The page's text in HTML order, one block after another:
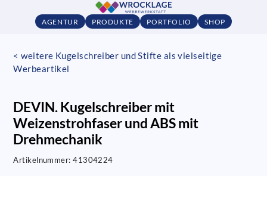
AGENTUR PRODUKTE PORTFOLIO SHOP
< weitere Kugelschreiber und Stifte als vielseitige
Werbeartikel
DEVIN. Kugelschreiber mit
Weizenstrohfaser und ABS mit
Drehmechanik
Artikelnummer:41304224